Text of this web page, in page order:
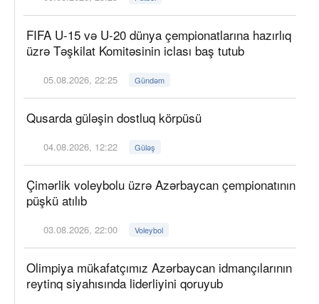
FIFA U-15 və U-20 dünya çempionatlarına hazırlıq
üzrə Təşkilat Komitəsinin iclası baş tutub
05.08.2026, 22:25 Gündəm
Qusarda güləşin dostluq körpüsü
04.08.2026, 12:22 Güləş
Çimərlik voleybolu üzrə Azərbaycan çempionatının
püşkü atılıb
03.08.2026, 22:00 Voleybol
Olimpiya mükafatçımız Azərbaycan idmançılarının
reytinq siyahısında liderliyini qoruyub